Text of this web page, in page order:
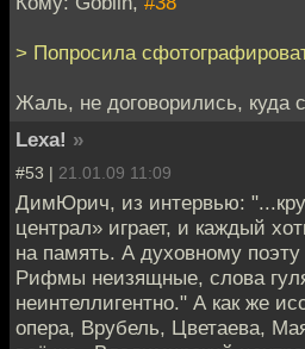
> Попросила
Жаль, не договорились, куда
Lexa! »
#53 | 21.01.09 11:09
ДимЮрич, из интервью:
централ» играет, и каждый
на память. А духовному поэту
Рифмы неизящные, слова
неинтеллигентно." А как же
опера, Врубель, Цветаева,